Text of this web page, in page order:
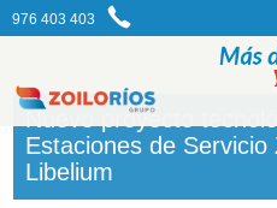
976 403 403
Nuevo proyecto
Estaciones de
Libelium